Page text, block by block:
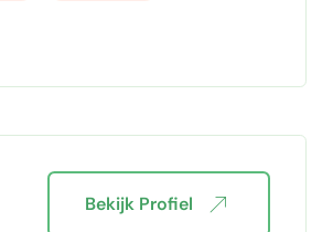
Bekijk Profiel